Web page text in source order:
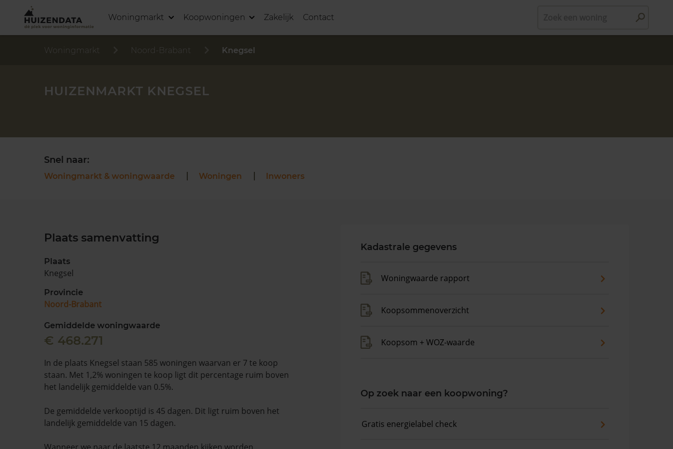
Woningmarkt Koopwoningen Zakelijk Contact
Woningmarkt Noord-Brabant Knegsel
HUIZENMARKT KNEGSEL
Snel naar:
Woningmarkt & woningwaarde Woningen Inwoners
Plaats samenvatting
Plaats
Knegsel
Provincie
Noord-Brabant
Gemiddelde woningwaarde
€ 468.271
In de plaats Knegsel staan 585 woningen waarvan er 7 te koop
staan. Met 1,2% woningen te koop ligt dit percentage ruim boven
het landelijk gemiddelde van 0.5%.
De gemiddelde verkooptijd is 45 dagen. Dit ligt ruim boven het
landelijk gemiddelde van 15 dagen.
Kadastrale gegevens
Woningwaarde rapport
Koopsommenoverzicht
Koopsom + WOZ-waarde
Op zoek naar een koopwoning?
Gratis energielabel check